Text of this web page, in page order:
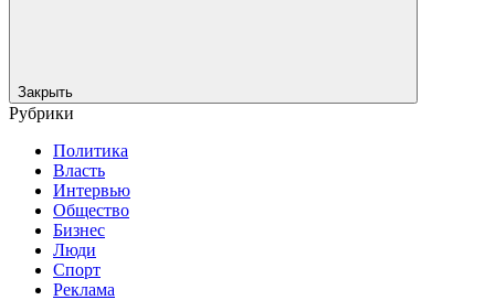
Закрыть
Рубрики
Политика
Власть
Интервью
Общество
Бизнес
Люди
Спорт
Реклама